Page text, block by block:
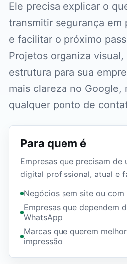
Ele precisa explicar o
transmitir segurança em
e facilitar o próximo
Projetos organiza
estrutura para sua
mais clareza no Google,
qualquer ponto de
Para quem é
Empresas que precisam de
digital profissional, atual e
Negócios sem site ou com
Empresas que dependem
WhatsApp
Marcas que querem
impressão